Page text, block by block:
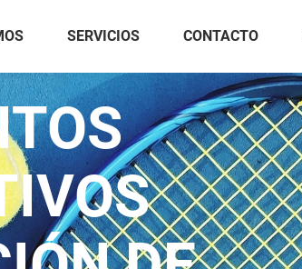
SERVICIOS CONTACTO